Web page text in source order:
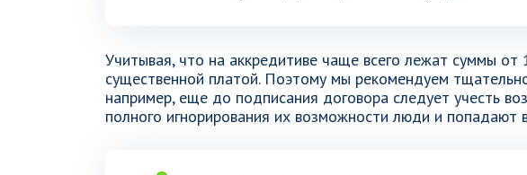
Учитывая, что на аккредитиве чаще всего лежат суммы от
существенной платой. Поэтому мы рекомендуем
например, еще до подписания договора следует учесть
полного игнорирования их возможности люди и попадают